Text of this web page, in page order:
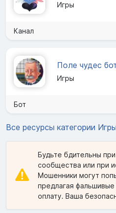
Игры
Канал
Поле чудес
Игры
Бот
Все ресурсы категории Игры
Будьте бдительны
сообщества или при
Мошенники могут
предлагая фальшивые
оплату. Ваша